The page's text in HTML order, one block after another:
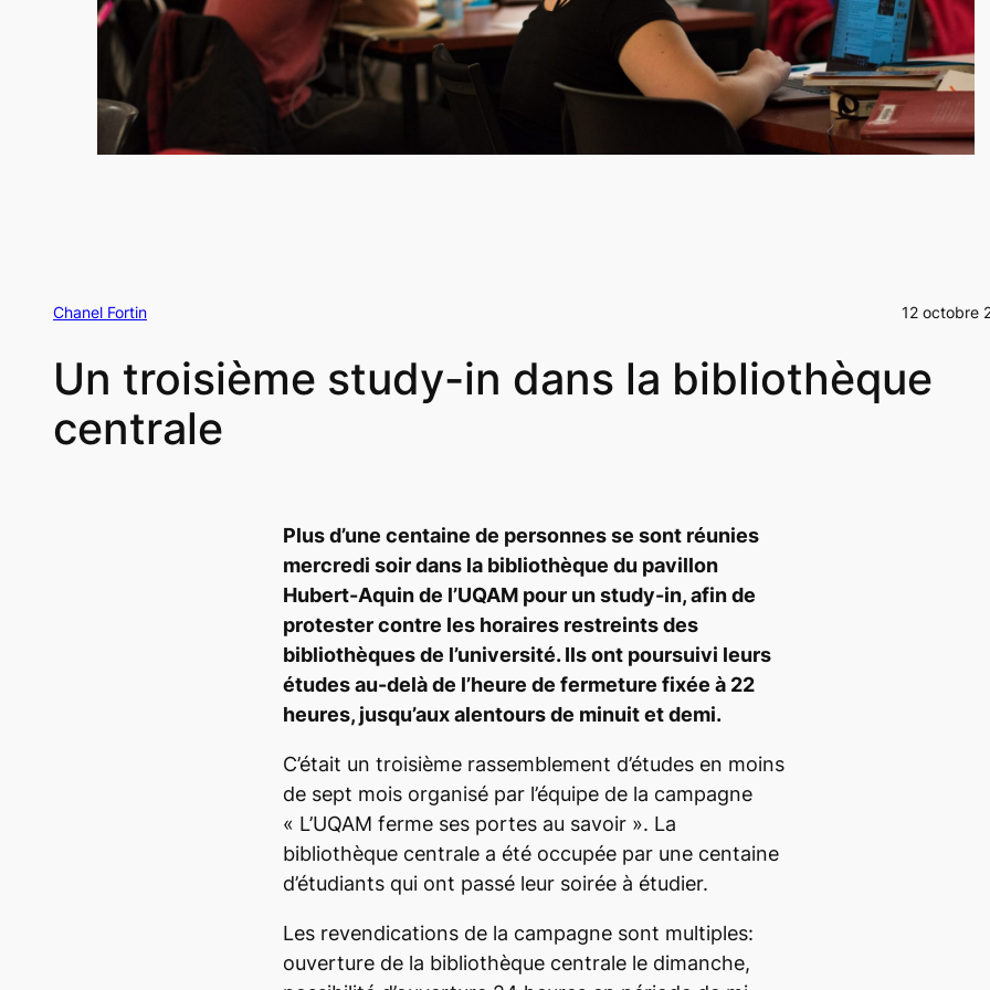
Chanel Fortin 12 octobre
Un troisième study-in dans la bibliothèque
centrale
Plus d’une centaine de personnes se sont réunies
mercredi soir dans la bibliothèque du pavillon
Hubert-Aquin de l’UQAM pour unstudy-in, afin de
protester contre les horaires restreints des
bibliothèques de l’université. Ils ont poursuivi leurs
études au-delà de l’heure de fermeture fixée à 22
heures, jusqu’aux alentours de minuit et demi.
C’était un troisième rassemblement d’études en moins
de sept mois organisé par l’équipe de la campagne
« L’UQAM ferme ses portes au savoir ». La
bibliothèque centrale a été occupée par une centaine
d’étudiants qui ont passé leur soirée à étudier.
Les revendications de la campagne sont multiples:
ouverture de la bibliothèque centrale le dimanche,